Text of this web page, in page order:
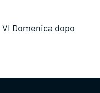
Domenica dopo